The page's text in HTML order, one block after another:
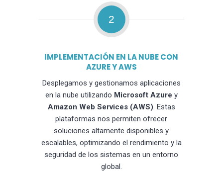
2
IMPLEMENTACIÓN EN LA NUBE CON
AZURE Y AWS
Desplegamos y gestionamos aplicaciones
en la nube utilizando Microsoft Azure y
Amazon Web Services (AWS). Estas
plataformas nos permiten ofrecer
soluciones altamente disponibles y
escalables, optimizando el rendimiento y la
seguridad de los sistemas en un entorno
global.